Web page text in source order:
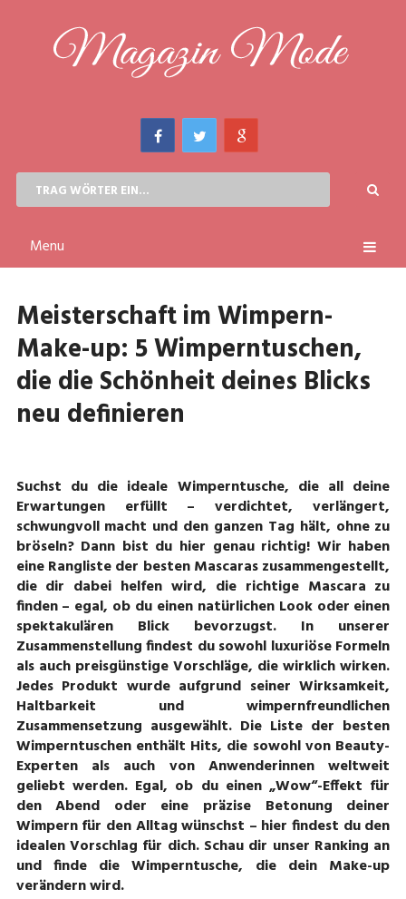
Menu
Meisterschaft im Wimpern-
Make-up: 5 Wimperntuschen,
die die Schönheit deines Blicks
neu definieren
Suchst du die ideale Wimperntusche, die all deine
Erwartungen erfüllt – verdichtet, verlängert,
schwungvoll macht und den ganzen Tag hält, ohne zu
bröseln? Dann bist du hier genau richtig! Wir haben
eine Rangliste der besten Mascaras zusammengestellt,
die dir dabei helfen wird, die richtige Mascara zu
finden – egal, ob du einen natürlichen Look oder einen
spektakulären Blick bevorzugst. In unserer
Zusammenstellung findest du sowohl luxuriöse Formeln
als auch preisgünstige Vorschläge, die wirklich wirken.
Jedes Produkt wurde aufgrund seiner Wirksamkeit,
Haltbarkeit und wimpernfreundlichen
Zusammensetzung ausgewählt. Die Liste der besten
Wimperntuschen enthält Hits, die sowohl von Beauty-
Experten als auch von Anwenderinnen weltweit
geliebt werden. Egal, ob du einen „Wow“-Effekt für
den Abend oder eine präzise Betonung deiner
Wimpern für den Alltag wünschst – hier findest du den
idealen Vorschlag für dich. Schau dir unser Ranking an
und finde die Wimperntusche, die dein Make-up
verändern wird.